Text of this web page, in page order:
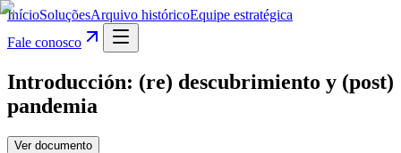
InícioSoluçõesArquivo históricoEquipe estratégica
Fale conosco
Introducción: (re) descubrimiento y (post)
pandemia
Ver documento